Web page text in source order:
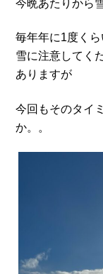
今晩あたりから
毎年年に1度く
雪に注意してく
ありますが
今回もそのタイ
か。。